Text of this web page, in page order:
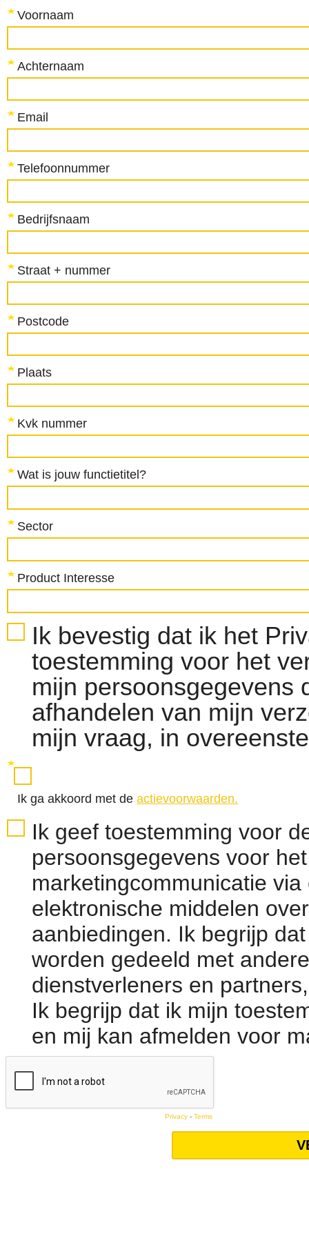
Voornaam
Achternaam
Email
Telefoonnummer
Bedrijfsnaam
Straat + nummer
Postcode
Plaats
Kvk nummer
Wat is jouw functietitel?
Sector
Product Interesse
Ik bevestig dat ik het
toestemming voor het
mijn persoonsgegevens
afhandelen van mijn
mijn vraag, in
Ik ga akkoord met deactievoorwaarden.
Ik geef toestemming voor
persoonsgegevens voor
marketingcommunicatie
elektronische middelen
aanbiedingen. Ik begrijp
worden gedeeld met
dienstverleners en
Ik begrijp dat ik mijn
en mij kan afmelden voor
Privacy - Terms